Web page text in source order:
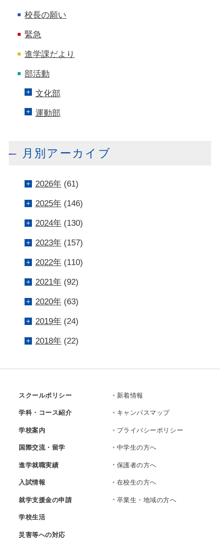
校長の願い
緊急
進学課だより
部活動
文化部
運動部
月別アーカイブ
2026年(61)
2025年(146)
2024年(130)
2023年(157)
2022年(110)
2021年(92)
2020年(63)
2019年(24)
2018年(22)
スクールポリシー
学科・コース紹介
学校案内
国際交流・留学
進学就職実績
入試情報
就学支援金の申請
学校生活
災害等への対応
新着情報
キャンパスマップ
プライバシーポリシー
中学生の方へ
保護者の方へ
在校生の方へ
卒業生・地域の方へ